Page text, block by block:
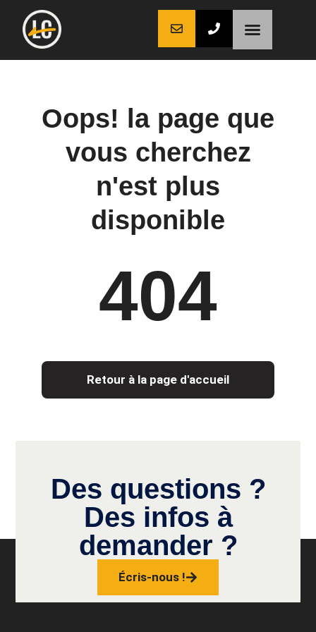
Oops! la page que
vous cherchez
n'est plus
disponible
404
Retour à la page d'accueil
Des questions ?
Des infos à
demander ?
Écris-nous !